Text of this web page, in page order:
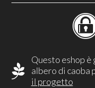
Questo eshop
albero di caoba
il progetto